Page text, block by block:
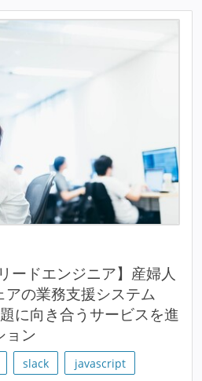
ードエンジニア】産婦人
の業務支援システム
に向き合うサービスを進
ョン
slack
javascript